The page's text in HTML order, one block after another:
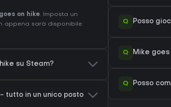
on hike. Imposta un
appena sarà disponibile
su Steam?
tutto in un unico posto
Q Posso
Q Mike
Q Posso